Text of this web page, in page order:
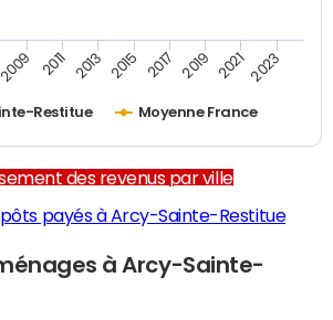
Restitue Moyenne France
2009 2011 2013 2015 2017 2019 2021 2023
des revenus par ville
payés à Arcy-Sainte-Restitue
à Arcy-Sainte-